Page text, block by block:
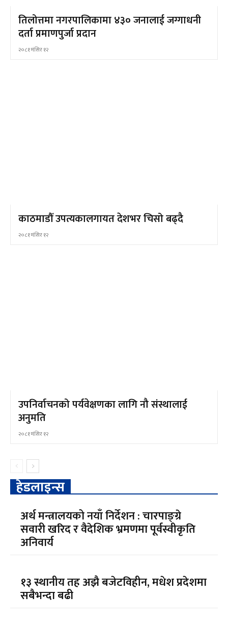
तिलोत्तमा नगरपालिकामा ४३० जनालाई जग्गाधनी
दर्ता प्रमाणपुर्जा प्रदान
२०८१ मंसिर १२
काठमाडौँ उपत्यकालगायत देशभर चिसो बढ्दै
२०८१ मंसिर १२
उपनिर्वाचनको पर्यवेक्षणका लागि नौ संस्थालाई
अनुमति
२०८१ मंसिर १२
हेडलाइन्स
अर्थ मन्त्रालयको नयाँ निर्देशन : चारपाङ्ग्रे
सवारी खरिद र वैदेशिक भ्रमणमा पूर्वस्वीकृति
अनिवार्य
१३ स्थानीय तह अझै बजेटविहीन, मधेश प्रदेशमा
सबैभन्दा बढी